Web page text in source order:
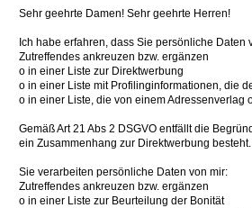
Sehr geehrte Damen! Sehr geehrte Herren!
Ich habe erfahren, dass Sie persönliche Daten
Zutreffendes ankreuzen bzw. ergänzen
o in einer Liste zur Direktwerbung
o in einer Liste mit Profilinginformationen, die
o in einer Liste, die von einem
Gemäß Art 21 Abs 2 DSGVO entfällt die
ein Zusammenhang zur Direktwerbung besteht.
Sie verarbeiten persönliche Daten von mir:
Zutreffendes ankreuzen bzw. ergänzen
o in einer Liste zur Beurteilung der Bonität